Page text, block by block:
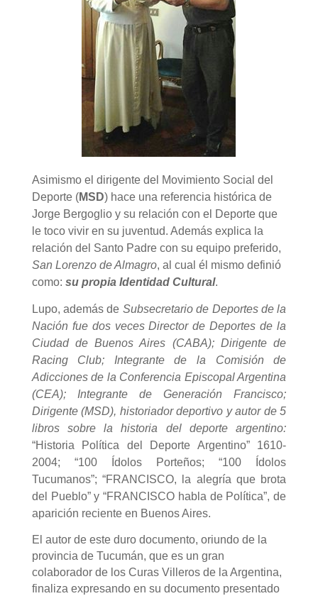
Asimismo el dirigente del Movimiento Social del
Deporte (MSD) hace una referencia histórica de
Jorge Bergoglio y su relación con el Deporte que
le toco vivir en su juventud. Además explica la
relación del Santo Padre con su equipo preferido,
San Lorenzo de Almagro, al cual él mismo definió
como: su propia Identidad Cultural.
Lupo, además de Subsecretario de Deportes de la
Nación fue dos veces Director de Deportes de la
Ciudad de Buenos Aires (CABA); Dirigente de
Racing Club; Integrante de la Comisión de
Adicciones de la Conferencia Episcopal Argentina
(CEA); Integrante de Generación Francisco;
Dirigente (MSD), historiador deportivo y autor de 5
libros sobre la historia del deporte argentino:
“Historia Política del Deporte Argentino” 1610-
2004; “100 Ídolos Porteños; “100 Ídolos
Tucumanos”; “FRANCISCO, la alegría que brota
del Pueblo” y “FRANCISCO habla de Política”, de
aparición reciente en Buenos Aires.
El autor de este duro documento, oriundo de la
provincia de Tucumán, que es un gran
colaborador de los Curas Villeros de la Argentina,
finaliza expresando en su documento presentado